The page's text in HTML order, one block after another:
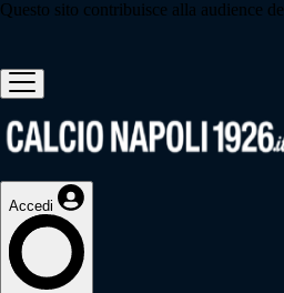
Questo sito contribuisce alla audience de
Accedi